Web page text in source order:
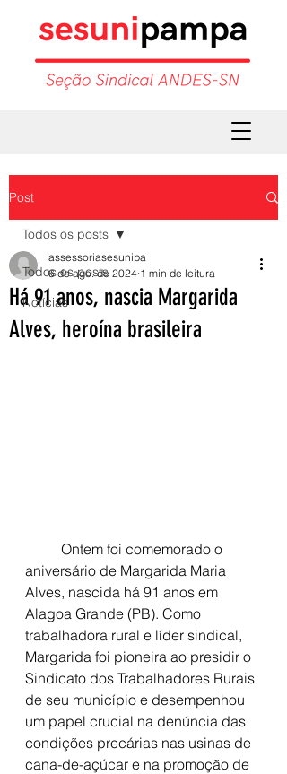
Post
Todos os posts
Notícias
Todos os posts
Há 91 anos, nascia Margarida
Alves, heroína brasileira
assessoriasesunipa
6 de ago. de 2024 1 min de leitura
aniversário de Margarida Maria
Alves, nascida há 91 anos em
Alagoa Grande (PB). Como
trabalhadora rural e líder sindical,
Margarida foi pioneira ao presidir o
Sindicato dos Trabalhadores Rurais
de seu município e desempenhou
um papel crucial na denúncia das
condições precárias nas usinas de
cana-de-açúcar e na promoção de